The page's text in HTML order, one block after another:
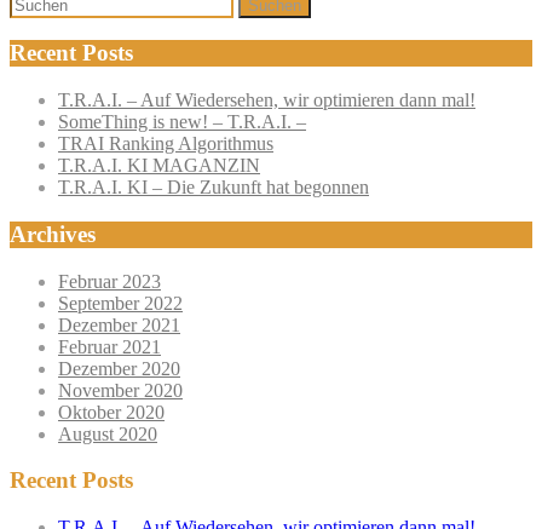
Suchen
Recent Posts
T.R.A.I. – Auf Wiedersehen, wir optimieren dann mal!
SomeThing is new! – T.R.A.I. –
TRAI Ranking Algorithmus
T.R.A.I. KI MAGANZIN
T.R.A.I. KI – Die Zukunft hat begonnen
Archives
Februar 2023
September 2022
Dezember 2021
Februar 2021
Dezember 2020
November 2020
Oktober 2020
August 2020
Recent Posts